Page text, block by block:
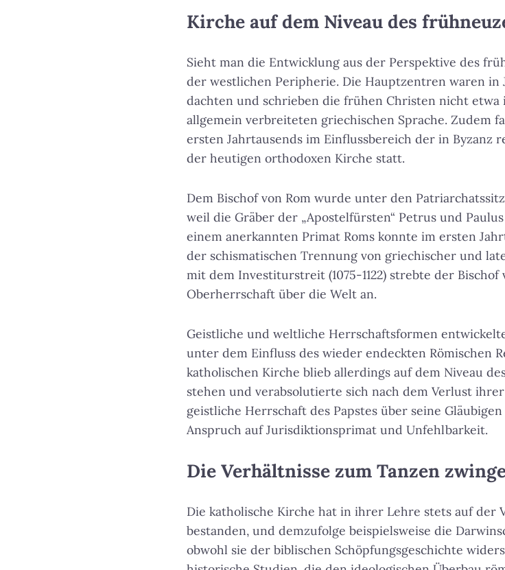
Kirche auf dem Niveau des
Sieht man die Entwicklung aus der Perspektive des
der westlichen Peripherie. Die Hauptzentren waren in
dachten und schrieben die frühen Christen nicht
allgemein verbreiteten griechischen Sprache. Zudem
ersten Jahrtausends im Einflussbereich der in Byzanz
der heutigen orthodoxen Kirche statt.
Dem Bischof von Rom wurde unter den
weil die Gräber der „Apostelfürsten“ Petrus und
einem anerkannten Primat Roms konnte im ersten
der schismatischen Trennung von griechischer und
mit dem Investiturstreit (1075-1122) strebte der
Oberherrschaft über die Welt an.
Geistliche und weltliche Herrschaftsformen
unter dem Einfluss des wieder endeckten Römischen
katholischen Kirche blieb allerdings auf dem Niveau
stehen und verabsolutierte sich nach dem Verlust
geistliche Herrschaft des Papstes über seine
Anspruch auf Jurisdiktionsprimat und Unfehlbarkeit.
Die Verhältnisse zum Tanzen
Die katholische Kirche hat in ihrer Lehre stets auf der
bestanden, und demzufolge beispielsweise die
obwohl sie der biblischen Schöpfungsgeschichte